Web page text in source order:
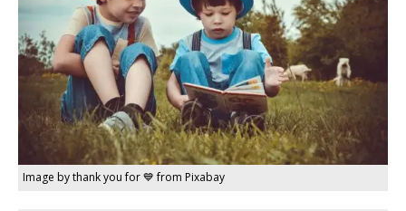
Image by thank you for 💙 from Pixabay